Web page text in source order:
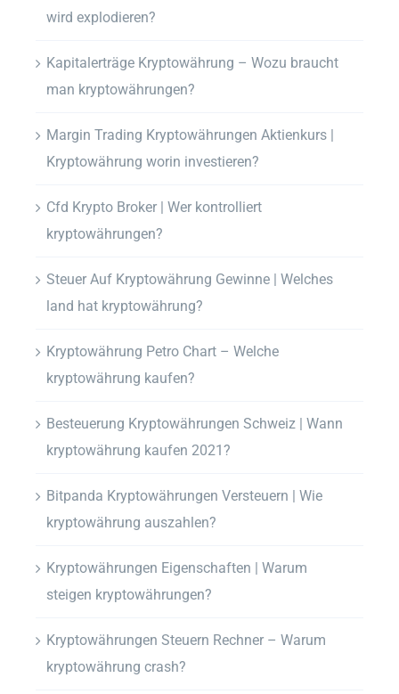
wird explodieren?
Kapitalerträge Kryptowährung – Wozu braucht
man kryptowährungen?
Margin Trading Kryptowährungen Aktienkurs |
Kryptowährung worin investieren?
Cfd Krypto Broker | Wer kontrolliert
kryptowährungen?
Steuer Auf Kryptowährung Gewinne | Welches
land hat kryptowährung?
Kryptowährung Petro Chart – Welche
kryptowährung kaufen?
Besteuerung Kryptowährungen Schweiz | Wann
kryptowährung kaufen 2021?
Bitpanda Kryptowährungen Versteuern | Wie
kryptowährung auszahlen?
Kryptowährungen Eigenschaften | Warum
steigen kryptowährungen?
Kryptowährungen Steuern Rechner – Warum
kryptowährung crash?